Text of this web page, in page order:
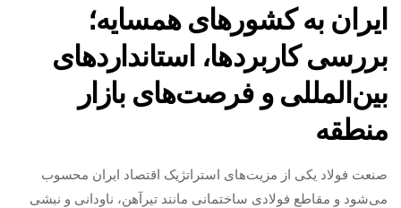
ایران به کشورهای همسایه؛
بررسی کاربردها، استانداردهای
بین‌المللی و فرصت‌های بازار
منطقه
صنعت فولاد یکی از مزیت‌های استراتژیک اقتصاد ایران محسوب
می‌شود و مقاطع فولادی ساختمانی مانند تیرآهن، ناودانی و نبشی